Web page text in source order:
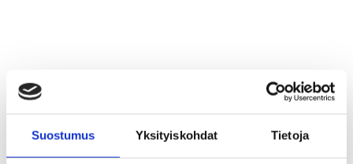
Suostumus Yksityiskohdat Tietoja
Ratkaisut